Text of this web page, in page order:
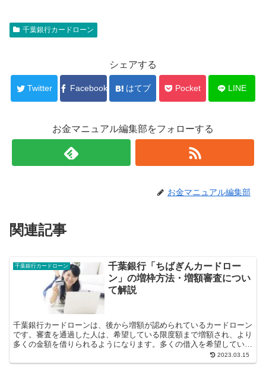
千葉銀行カードローン
シェアする
Twitter Facebook はてブ Pocket LINE
お金マニュアル編集部をフォローする
お金マニュアル編集部
関連記事
千葉銀行カードローン
千葉銀行「ちばぎんカードロー
ン」の増枠方法・増額審査につい
て解説
千葉銀行カードローンは、後から増額が認められているカードローン
です。審査を通過した人は、希望している限度額まで増額され、より
多くの金額を借りられるようになります。多くの借入を希望している
2023.03.15